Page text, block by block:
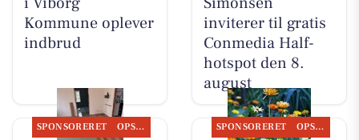
Kommune oplever
indbrud
inviterer til gratis
Conmedia Half-
hotspot den 8.
august
SPONSORERET OPSLAGSTAVLEN SPONSORERET OPSLAGSTAVLEN